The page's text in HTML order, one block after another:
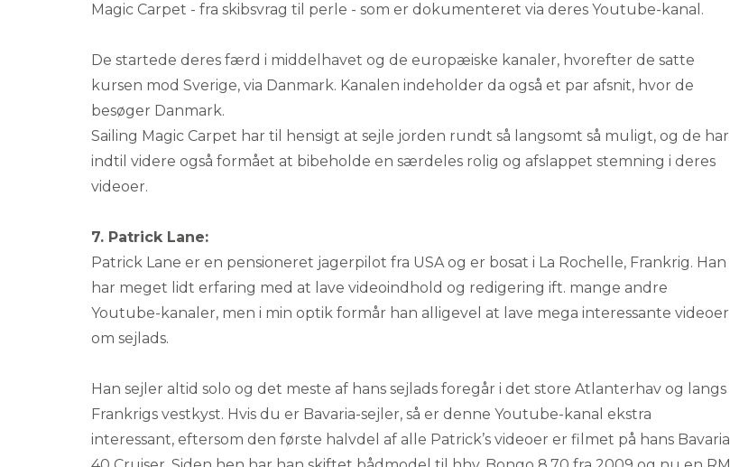
Magic Carpet - fra skibsvrag til perle - som er dokumenteret via deres Youtube-kanal.
De startede deres færd i middelhavet og de europæiske kanaler, hvorefter de satte
kursen mod Sverige, via Danmark. Kanalen indeholder da også et par afsnit, hvor de
besøger Danmark.
Sailing Magic Carpet har til hensigt at sejle jorden rundt så langsomt så muligt, og de har
indtil videre også formået at bibeholde en særdeles rolig og afslappet stemning i deres
videoer.
7. Patrick Lane:
Patrick Lane er en pensioneret jagerpilot fra USA og er bosat i La Rochelle, Frankrig. Han
har meget lidt erfaring med at lave videoindhold og redigering ift. mange andre
Youtube-kanaler, men i min optik formår han alligevel at lave mega interessante videoer
om sejlads.
Han sejler altid solo og det meste af hans sejlads foregår i det store Atlanterhav og langs
Frankrigs vestkyst. Hvis du er Bavaria-sejler, så er denne Youtube-kanal ekstra
interessant, eftersom den første halvdel af alle Patrick’s videoer er filmet på hans Bavaria